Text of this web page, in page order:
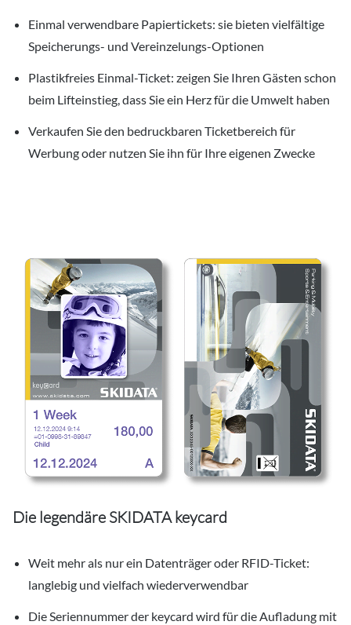
Einmal verwendbare Papiertickets: sie bieten vielfältige
Speicherungs- und Vereinzelungs-Optionen
Plastikfreies Einmal-Ticket: zeigen Sie Ihren Gästen schon
beim Lifteinstieg, dass Sie ein Herz für die Umwelt haben
Verkaufen Sie den bedruckbaren Ticketbereich für
Werbung oder nutzen Sie ihn für Ihre eigenen Zwecke
Die legendäre SKIDATA keycard
Weit mehr als nur ein Datenträger oder RFID-Ticket:
langlebig und vielfach wiederverwendbar
Die Seriennummer der keycard wird für die Aufladung mit